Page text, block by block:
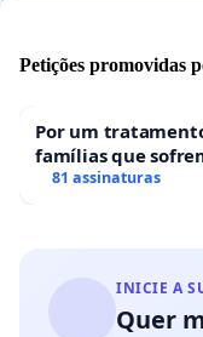
Petições promovidas
Por um
famílias que
hospitais
81 assinaturas
INICIE A
Quer